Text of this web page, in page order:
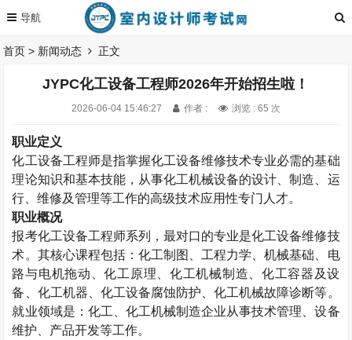
首页 > 新闻动态 正文
JYPC化工设备工程师2026年开始招生啦！
2026-06-04 15:46:27 作者 : 浏览 : 65 次
职业定义
化工设备工程师是指掌握化工设备维修技术专业必需的基础
理论知识和基本技能，从事化工机械设备的设计、制造、运
行、维修及管理等工作的高级技术应用性专门人才。
职业概况
报考化工设备工程师系列，最对口的专业是化工设备维修技
术。其核心课程包括：化工制图、工程力学、机械基础、电
路与电机拖动、化工原理、化工机械制造、化工容器及设
备、化工机器、化工设备腐蚀防护、化工机械故障诊断等。
就业领域是：化工、化工机械制造企业从事技术管理、设备
维护、产品开发等工作。